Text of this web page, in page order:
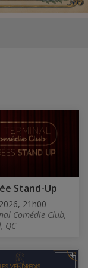
Stand-Up
21h00
Comédie Club,
QC